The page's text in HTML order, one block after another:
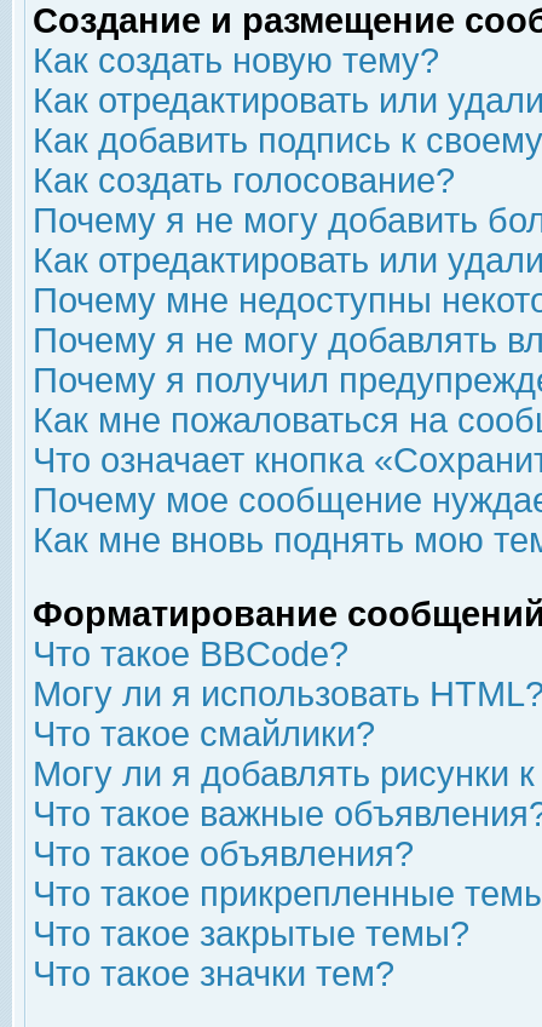
Создание и размещение
Как создать новую тему?
Как отредактировать или
Как добавить подпись к
Как создать голосование?
Почему я не могу добавить
Как отредактировать или
Почему мне недоступны
Почему я не могу добавлять
Почему я получил
Как мне пожаловаться на
Что означает кнопка
Почему мое сообщение
Как мне вновь поднять мою
Форматирование
Что такое BBCode?
Могу ли я использовать
Что такое смайлики?
Могу ли я добавлять рисунки
Что такое важные
Что такое объявления?
Что такое прикрепленные
Что такое закрытые темы?
Что такое значки тем?